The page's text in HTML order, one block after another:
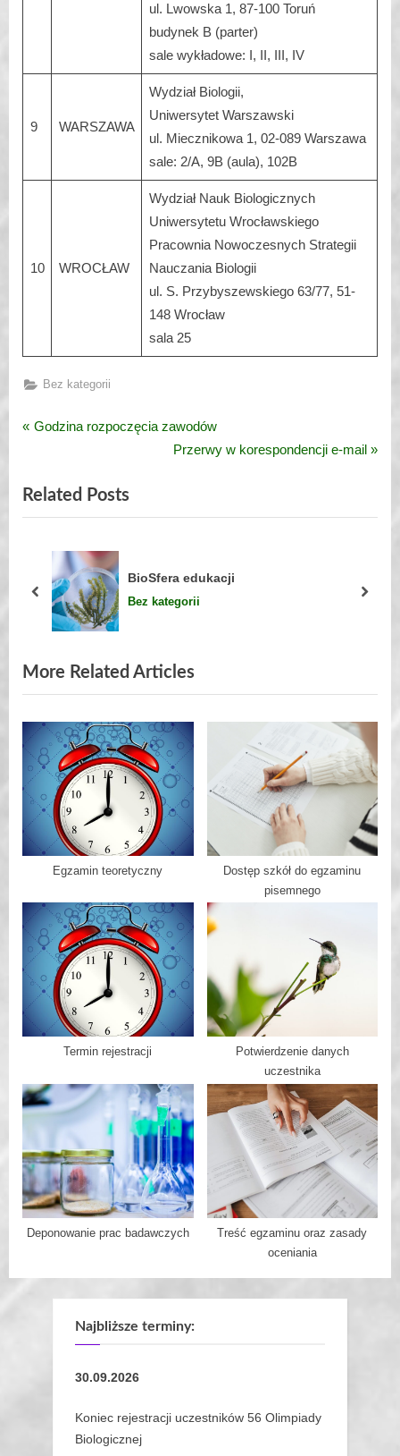
ul. Lwowska 1, 87-100 Toruń
budynek B (parter)
sale wykładowe: I, II, III, IV
9 WARSZAWA
Wydział Biologii,
Uniwersytet Warszawski
ul. Miecznikowa 1, 02-089 Warszawa
sale: 2/A, 9B (aula), 102B
10 WROCŁAW
Wydział Nauk Biologicznych
Uniwersytetu Wrocławskiego
Pracownia Nowoczesnych Strategii
Nauczania Biologii
ul. S. Przybyszewskiego 63/77, 51-
148 Wrocław
sala 25
Bez kategorii
Nawigacja
P
v
i
s
t
Godzina rozpoczęcia zawodów
N
t
t
Przerwy w korespondencji e-mail
Related Posts
BioSfera edukacji
Bez kategorii
prev next
More Related Articles
Egzamin teoretyczny
Dostęp szkół do egzaminu
pisemnego
Termin rejestracji
Potwierdzenie danych
uczestnika
Deponowanie prac badawczych
Treść egzaminu oraz zasady
oceniania
Najbliższe terminy:
30.09.2026
Koniec rejestracji uczestników 56 Olimpiady
Biologicznej